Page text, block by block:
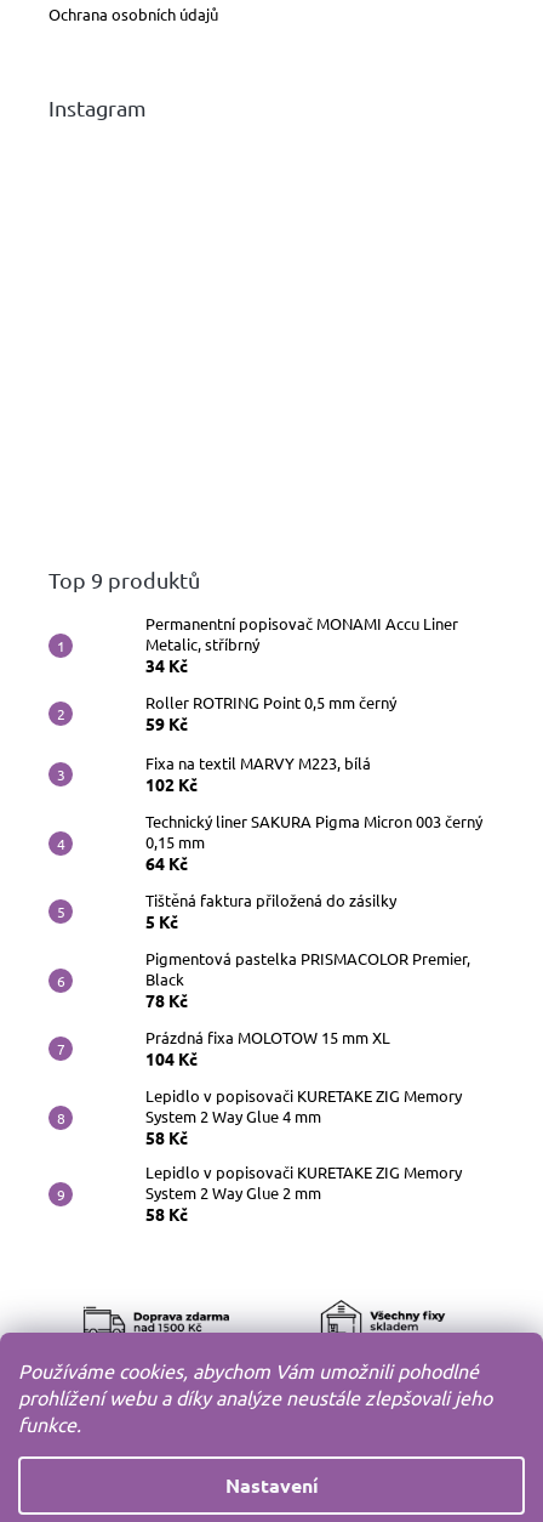
Používáme cookies, abychom Vám umožnili pohodlné
prohlížení webu a díky analýze neustále zlepšovali jeho
funkce.
Nastavení
Ochrana osobních údajů
Instagram
Top 9 produktů
Permanentní popisovač MONAMI Accu Liner
Metalic, stříbrný
34 Kč
Roller ROTRING Point 0,5 mm černý
59 Kč
Fixa na textil MARVY M223, bílá
102 Kč
Technický liner SAKURA Pigma Micron 003 černý
0,15 mm
64 Kč
Tištěná faktura přiložená do zásilky
5 Kč
Pigmentová pastelka PRISMACOLOR Premier,
Black
78 Kč
Prázdná fixa MOLOTOW 15 mm XL
104 Kč
Lepidlo v popisovači KURETAKE ZIG Memory
System 2 Way Glue 4 mm
58 Kč
Lepidlo v popisovači KURETAKE ZIG Memory
System 2 Way Glue 2 mm
58 Kč